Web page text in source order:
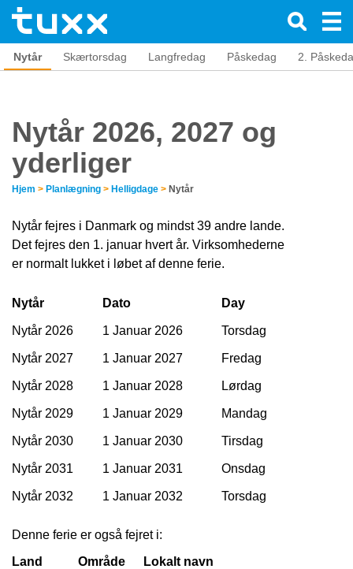
Nytår Skærtorsdag Langfredag Påskedag 2.
Nytår 2026, 2027 og
yderliger
Hjem > Planlægning > Helligdage > Nytår
Nytår fejres i Danmark og mindst 39 andre lande.
Det fejres den 1. januar hvert år. Virksomhederne
er normalt lukket i løbet af denne ferie.
Nytår Dato Day
Nytår 2026 1 Januar 2026 Torsdag
Nytår 2027 1 Januar 2027 Fredag
Nytår 2028 1 Januar 2028 Lørdag
Nytår 2029 1 Januar 2029 Mandag
Nytår 2030 1 Januar 2030 Tirsdag
Nytår 2031 1 Januar 2031 Onsdag
Nytår 2032 1 Januar 2032 Torsdag
Denne ferie er også fejret i:
Land
Område
Lokalt navn